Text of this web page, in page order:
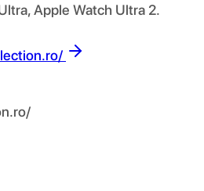
Apple Watch Ultra 2.